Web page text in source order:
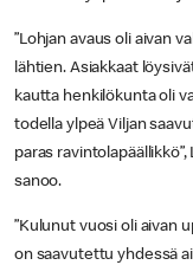
”Lohjan avaus oli aivan
lähtien. Asiakkaat
kautta henkilökunta oli
todella ylpeä Viljan
paras
sanoo.
”Kulunut vuosi oli aivan
on saavutettu yhdessä